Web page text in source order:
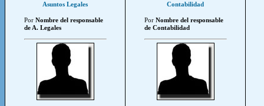
Asuntos Legales
Por Nombre del responsable
de A. Legales
Contabilidad
Por Nombre del responsable
de Contabilidad